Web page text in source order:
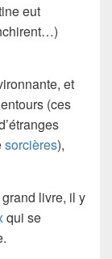
eut
et
(ces
sorcières),
livre, il y
qui se